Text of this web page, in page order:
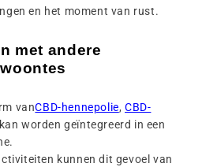
en het moment van rust.
met andere
vanCBD-hennepolie,CBD-
worden geïntegreerd in een
kunnen dit gevoel van